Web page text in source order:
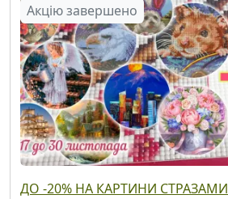
Акцію завершено
ДО -20% НА КАРТИНИ СТРАЗАМИ